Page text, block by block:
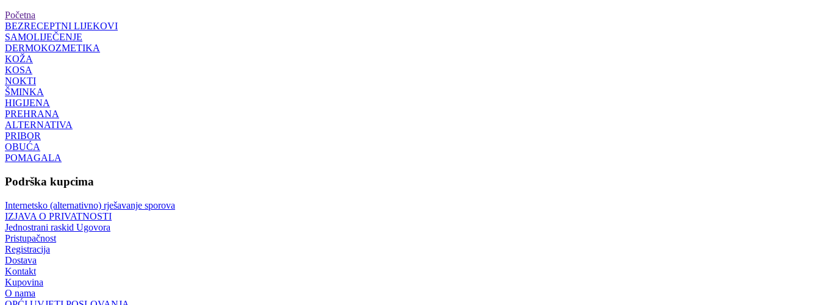
Početna
BEZRECEPTNI LIJEKOVI
SAMOLIJEČENJE
DERMOKOZMETIKA
KOŽA
KOSA
NOKTI
ŠMINKA
HIGIJENA
PREHRANA
ALTERNATIVA
PRIBOR
OBUĆA
POMAGALA
Podrška kupcima
Internetsko (alternativno) rješavanje sporova
IZJAVA O PRIVATNOSTI
Jednostrani raskid Ugovora
Pristupačnost
Registracija
Dostava
Kontakt
Kupovina
O nama